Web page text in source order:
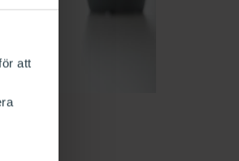
att